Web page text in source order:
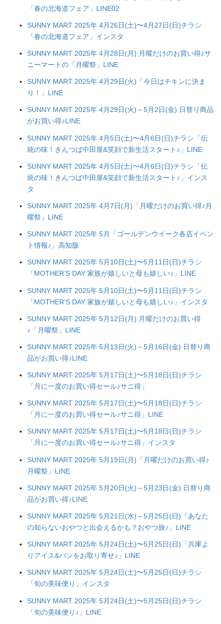
「春の北海道フェア」LINE02
SUNNY MART 2025年 4月26日(土)〜4月27日(日)チラシ
「春の北海道フェア」インスタ
SUNNY MART 2025年 4月28日(月) 月曜だけのお買い得♪サ
ニーマートの「月曜祭」LINE
SUNNY MART 2025年 4月29日(火)「今日はチキンに決ま
り！」LINE
SUNNY MART 2025年 4月29日(火)～5月2日(金) 日替り商品
がお買い得♪LINE
SUNNY MART 2025年 4月5日(土)〜4月6日(日)チラシ「伝
統の味！きんつば中田屋&笑顔で新生活スタート♪」LINE
SUNNY MART 2025年 4月5日(土)〜4月6日(日)チラシ「伝
統の味！きんつば中田屋&笑顔で新生活スタート♪」インス
タ
SUNNY MART 2025年 4月7日(月)「月曜だけのお買い得♪月
曜祭」LINE
SUNNY MART 2025年 5月「ゴールデンウイーク各店イベン
ト情報♪」高知版
SUNNY MART 2025年 5月10日(土)〜5月11日(日)チラシ
「MOTHER’S DAY 家族が嬉しいと母も嬉しい♪」LINE
SUNNY MART 2025年 5月10日(土)〜5月11日(日)チラシ
「MOTHER’S DAY 家族が嬉しいと母も嬉しい♪」インスタ
SUNNY MART 2025年 5月12日(月) 月曜だけのお買い得
♪「月曜祭」LINE
SUNNY MART 2025年 5月13日(火)～5月16日(金) 日替り商
品がお買い得♪LINE
SUNNY MART 2025年 5月17日(土)〜5月18日(日)チラシ
「月に一度のお買い得セール♪サニ得」
SUNNY MART 2025年 5月17日(土)〜5月18日(日)チラシ
「月に一度のお買い得セール♪サニ得」LINE
SUNNY MART 2025年 5月17日(土)〜5月18日(日)チラシ
「月に一度のお買い得セール♪サニ得」インスタ
SUNNY MART 2025年 5月19日(月)「月曜だけのお買い得♪
月曜祭」LINE
SUNNY MART 2025年 5月20日(火)～5月23日(金) 日替り商
品がお買い得♪LINE
SUNNY MART 2025年 5月21日(水)～5月25日(日)「あなた
の知らないおやつと出会えるかも？おやつ旅♪」LINE
SUNNY MART 2025年 5月24日(土)〜5月25日(日)「兵庫よ
りアイス&パンをお取り寄せ♪」LINE
SUNNY MART 2025年 5月24日(土)〜5月25日(日)チラシ
「旬の美味便り」インスタ
SUNNY MART 2025年 5月24日(土)〜5月25日(日)チラシ
「旬の美味便り♪」LINE